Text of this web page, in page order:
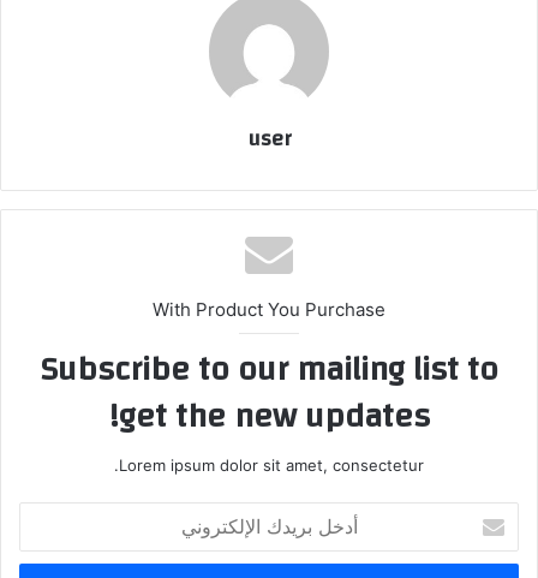
user
With Product You Purchase
Subscribe to our mailing list to
get the new updates!
Lorem ipsum dolor sit amet, consectetur.
بريدك
الإلكتروني